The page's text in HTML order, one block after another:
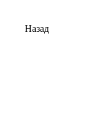
Назад